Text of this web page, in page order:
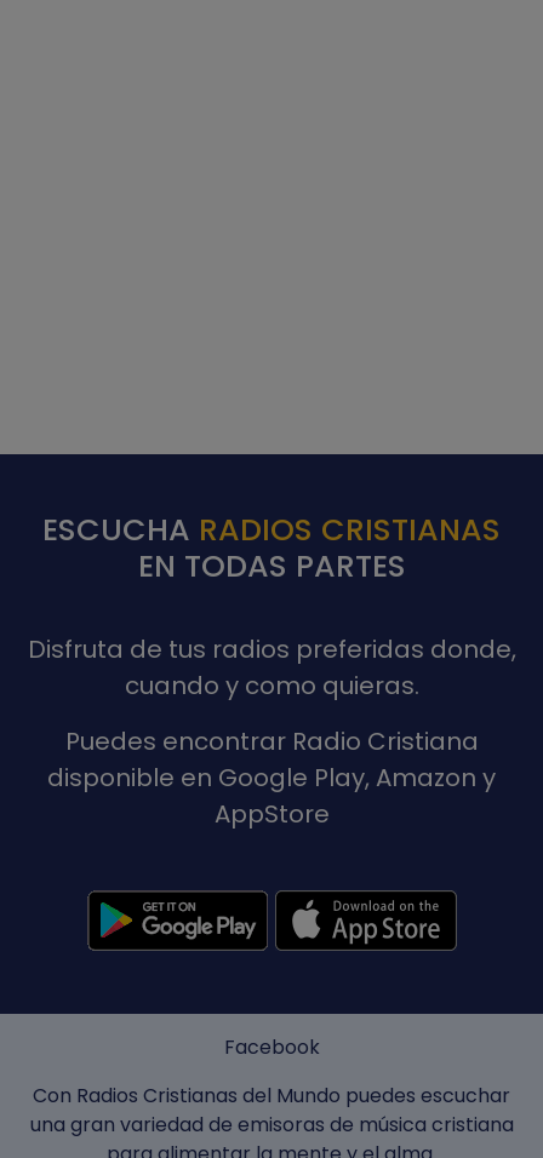
ESCUCHA RADIOS CRISTIANAS
EN TODAS PARTES
Disfruta de tus radios preferidas donde,
cuando y como quieras.
Puedes encontrar Radio Cristiana
disponible en Google Play, Amazon y
AppStore
Facebook
Con Radios Cristianas del Mundo puedes escuchar
una gran variedad de emisoras de música cristiana